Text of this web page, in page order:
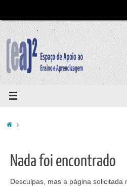
conteúdo
Home
Nada foi encontrado
Desculpas, mas a página solicitada